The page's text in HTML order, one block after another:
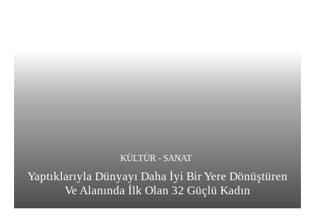
KÜLTÜR - SANAT
Yaptıklarıyla Dünyayı Daha İyi Bir Yere Dönüştüren
Ve Alanında İlk Olan 32 Güçlü Kadın